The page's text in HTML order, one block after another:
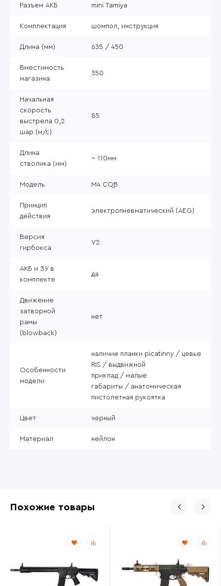
Разъем АКБ mini Tamiya
Комплектация шомпол, инструкция
Длина (мм) 635 / 450
Вместимость
магазина
350
Начальная
скорость
выстрела 0,2
шар (м/с)
85
Длина
стволика (мм)
~ 110мм
Модель M4 CQB
Принцип
действия
электропневматический (AEG)
Версия
гирбокса
V2
АКБ и ЗУ в
комплекте
да
Движение
затворной
рамы
(blowback)
нет
Особенности
модели
наличие планки picatinny / цевье
RIS / выдвижной
приклад / малые
габариты / анатомическая
пистолетная рукоятка
Цвет черный
Материал нейлон
Похожие товары